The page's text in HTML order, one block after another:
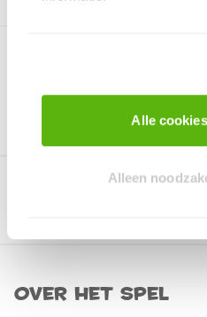
Alle
Alleen
Over het spel